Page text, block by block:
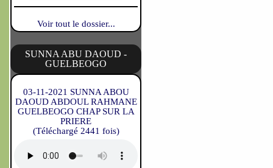
Voir tout le dossier...
SUNNA ABU DAOUD -
GUELBEOGO
03-11-2021 SUNNA ABOU
DAOUD ABDOUL RAHMANE
GUELBEOGO CHAP SUR LA
PRIERE
(Téléchargé 2441 fois)